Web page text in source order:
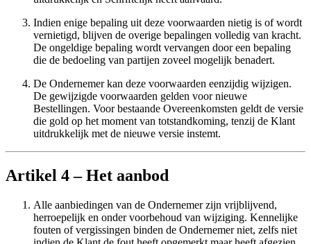
Indien enige bepaling uit deze voorwaarden nietig is of wordt
vernietigd, blijven de overige bepalingen volledig van kracht.
De ongeldige bepaling wordt vervangen door een bepaling
die de bedoeling van partijen zoveel mogelijk benadert.
De Ondernemer kan deze voorwaarden eenzijdig wijzigen.
De gewijzigde voorwaarden gelden voor nieuwe
Bestellingen. Voor bestaande Overeenkomsten geldt de versie
die gold op het moment van totstandkoming, tenzij de Klant
uitdrukkelijk met de nieuwe versie instemt.
Artikel 4 – Het aanbod
Alle aanbiedingen van de Ondernemer zijn vrijblijvend,
herroepelijk en onder voorbehoud van wijziging. Kennelijke
fouten of vergissingen binden de Ondernemer niet, zelfs niet